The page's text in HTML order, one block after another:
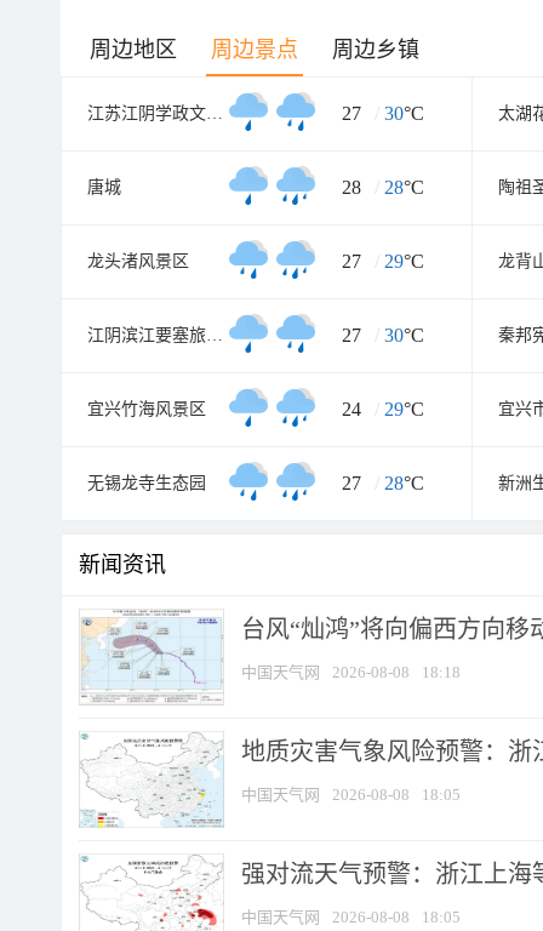
周边地区 周边景点 周边乡镇
江苏江阴学政文化旅游区 27 / 30°C 太湖
唐城 28 / 28°C 陶祖
龙头渚风景区 27 / 29°C 龙背
江阴滨江要塞旅游区 27 / 30°C 秦邦
宜兴竹海风景区 24 / 29°C 宜兴
无锡龙寺生态园 27 / 28°C 新洲
新闻资讯
台风“灿鸿”将向偏西方向移
中国天气网 2026-08-08 18:18
地质灾害气象风险预警：
中国天气网 2026-08-08 18:05
强对流天气预警：浙江上海
中国天气网 2026-08-08 18:05